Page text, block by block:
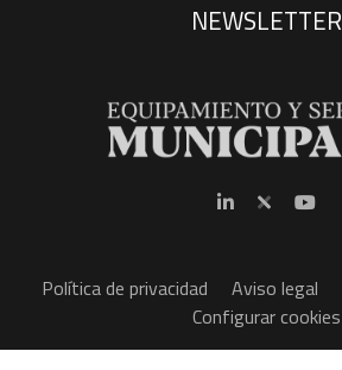
NEWSLETTER
Política de privacidad Aviso legal
Configurar cookies